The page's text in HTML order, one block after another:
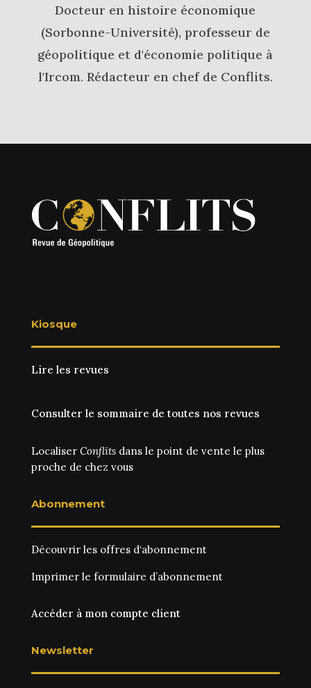
Docteur en histoire économique
(Sorbonne-Université), professeur de
géopolitique et d'économie politique à
l'Ircom. Rédacteur en chef de Conflits.
Kiosque
Lire les revues
Consulter le sommaire de toutes nos revues
Localiser Conflitsdans le point de vente le plus
proche de chez vous
Abonnement
Découvrir les offres d‘abonnement
Imprimer le formulaire d’abonnement
Accéder à mon compte client
Newsletter